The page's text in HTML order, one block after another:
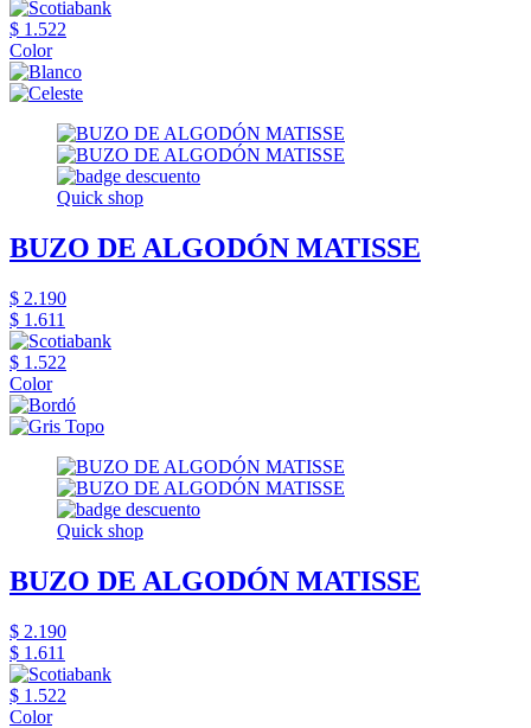
$ 1.522
Color
Quick shop
BUZO DE ALGODÓN MATISSE
$ 2.190
$ 1.611
$ 1.522
Color
Quick shop
BUZO DE ALGODÓN MATISSE
$ 2.190
$ 1.611
$ 1.522
Color